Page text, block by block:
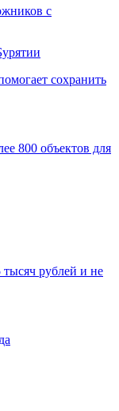
с
сохранить
800 объектов для
рублей и не